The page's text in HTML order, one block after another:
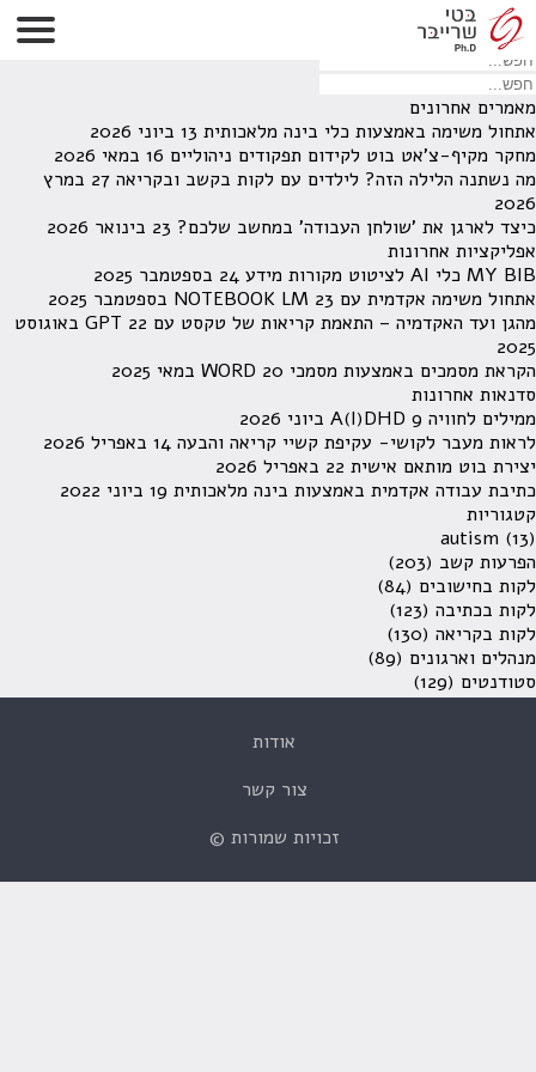
לא נמצאו תוצאות תחת קטגוריה זו.
מחפש משהו מסויים? השתמש בחיפוש
מאמרים אחרונים
אתחול משימה באמצעות כלי בינה מלאכותית 13 ביוני 2026
מחקר מקיף-צ'אט בוט לקידום תפקודים ניהוליים 16 במאי 2026
מה נשתנה הלילה הזה? לילדים עם לקות בקשב ובקריאה
27 במרץ
2026
כיצד לארגן את 'שולחן העבודה' במחשב שלכם? 23 בינואר 2026
אפליקציות אחרונות
MY BIB כלי AI לציטוט מקורות מידע
24 בספטמבר 2025
אתחול משימה אקדמית עם NOTEBOOK LM 23 בספטמבר 2025
מהגן ועד האקדמיה – התאמת קריאות של טקסט עם GPT
22 באוגוסט
2025
הקראת מסמכים באמצעות מסמכי WORD 20 במאי 2025
סדנאות אחרונות
ממילים לחוויה A(I)DHD 9 ביוני 2026
לראות מעבר לקושי- עקיפת קשיי קריאה והבעה 14 באפריל 2026
יצירת בוט מותאם אישית 22 באפריל 2026
כתיבת עבודה אקדמית באמצעות בינה מלאכותית 19 ביוני 2022
קטגוריות
autism (13)
הפרעות קשב (203)
לקות בחישובים (84)
לקות בכתיבה (123)
לקות בקריאה (130)
מנהלים וארגונים (89)
סטודנטים (129)
אודות
צור קשר
זכויות שמורות ©